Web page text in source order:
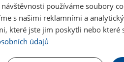
používáme soubory
s našimi reklamními a
které jste jim poskytli nebo které
údajů